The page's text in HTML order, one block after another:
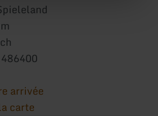
arrivée
carte